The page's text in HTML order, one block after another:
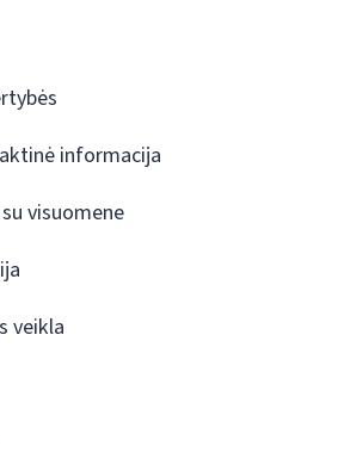
informacija
visuomene
veikla